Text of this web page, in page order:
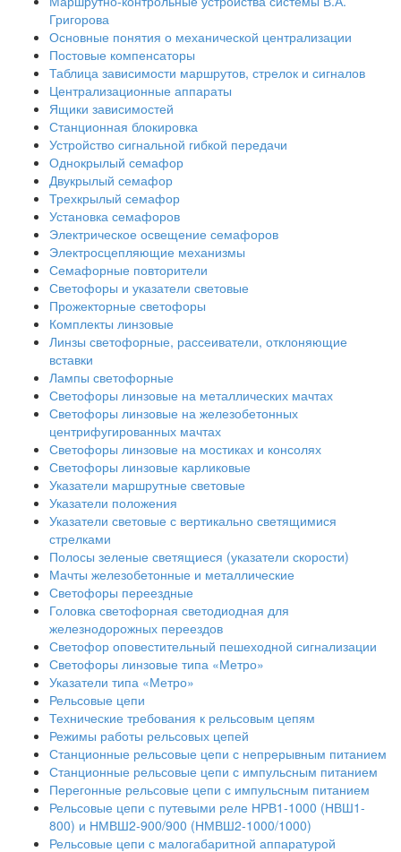
Григорова
Основные понятия о механической централизации
Постовые компенсаторы
Таблица зависимости маршрутов, стрелок и сигналов
Централизационные аппараты
Ящики зависимостей
Станционная блокировка
Устройство сигнальной гибкой передачи
Однокрылый семафор
Двукрылый семафор
Трехкрылый семафор
Установка семафоров
Электрическое освещение семафоров
Электросцепляющие механизмы
Семафорные повторители
Светофоры и указатели световые
Прожекторные светофоры
Комплекты линзовые
Линзы светофорные, рассеиватели, отклоняющие
вставки
Лампы светофорные
Светофоры линзовые на металлических мачтах
Светофоры линзовые на железобетонных
центрифугированных мачтах
Светофоры линзовые на мостиках и консолях
Светофоры линзовые карликовые
Указатели маршрутные световые
Указатели положения
Указатели световые с вертикально светящимися
стрелками
Полосы зеленые светящиеся (указатели скорости)
Мачты железобетонные и металлические
Светофоры переездные
Головка светофорная светодиодная для
железнодорожных переездов
Светофор оповестительный пешеходной сигнализации
Светофоры линзовые типа «Метро»
Указатели типа «Метро»
Рельсовые цепи
Технические требования к рельсовым цепям
Режимы работы рельсовых цепей
Станционные рельсовые цепи с непрерывным питанием
Станционные рельсовые цепи с импульсным питанием
Перегонные рельсовые цепи с импульсным питанием
Рельсовые цепи с путевыми реле НРВ1-1000 (НВШ1-
800) и НМВШ2-900/900 (НМВШ2-1000/1000)
Рельсовые цепи с малогабаритной аппаратурой